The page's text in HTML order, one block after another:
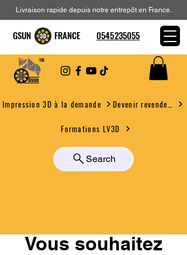
Impression 3D à la demande
Formations LV3D
Search
Livraison rapide depuis notre entrepôt en France.
GSUN FRANCE 0545235055
Vous souhaitez